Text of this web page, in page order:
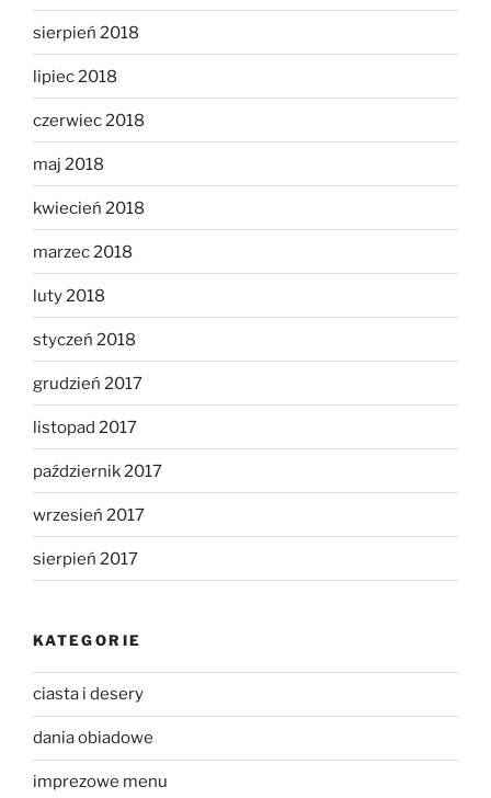
sierpień 2018
lipiec 2018
czerwiec 2018
maj 2018
kwiecień 2018
marzec 2018
luty 2018
styczeń 2018
grudzień 2017
listopad 2017
październik 2017
wrzesień 2017
sierpień 2017
KATEGORIE
ciasta i desery
dania obiadowe
imprezowe menu